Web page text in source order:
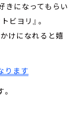
きになってもらい
ビヨリ』。
けになれると嬉
ります